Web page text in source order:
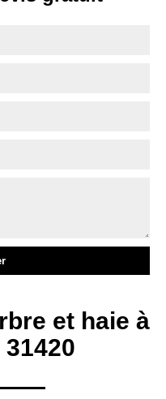
et haie à